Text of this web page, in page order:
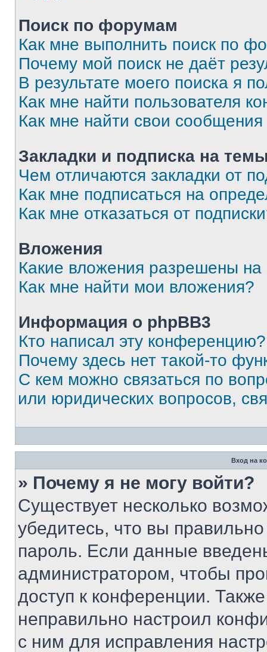
Поиск по форумам
Как мне выполнить поиск по
Почему мой поиск не даёт
В результате моего поиска я
Как мне найти пользователя
Как мне найти свои
Закладки и подписка на
Чем отличаются закладки от
Как мне подписаться на
Как мне отказаться от
Вложения
Какие вложения разрешены
Как мне найти мои вложения?
Информация о phpBB3
Кто написал эту конференцию?
Почему здесь нет такой-то
С кем можно связаться по
или юридических вопросов,
Вход на
» Почему я не могу войти?
Существует несколько
убедитесь, что вы
пароль. Если данные
администратором, чтобы
доступ к конференции.
неправильно настроил
с ним для исправления